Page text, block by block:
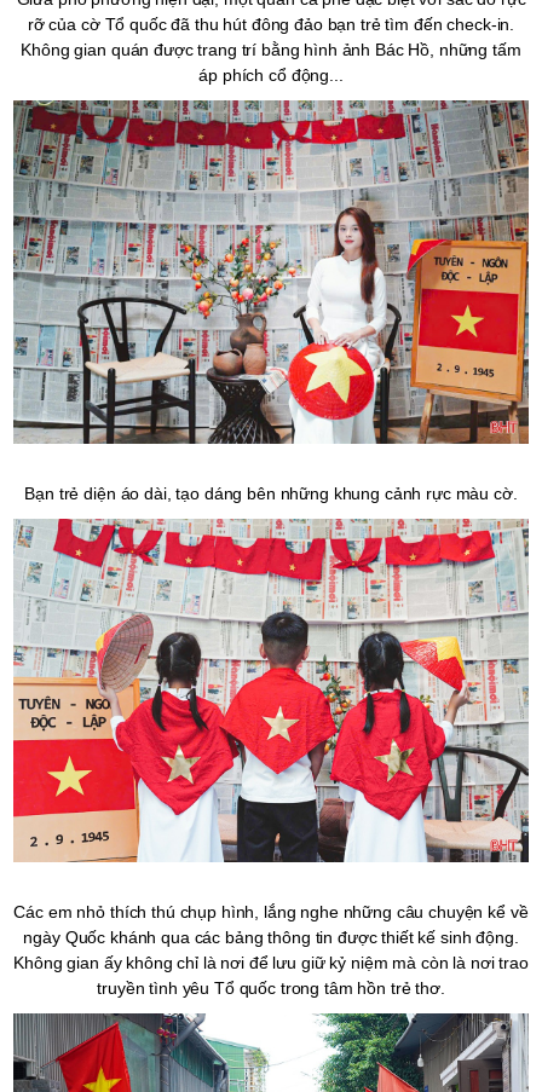
rỡ của cờ Tổ quốc đã thu hút đông đảo bạn trẻ tìm đến check-in.
Không gian quán được trang trí bằng hình ảnh Bác Hồ, những tấm
áp phích cổ động...
Bạn trẻ diện áo dài, tạo dáng bên những khung cảnh rực màu cờ.
Các em nhỏ thích thú chụp hình, lắng nghe những câu chuyện kể về
ngày Quốc khánh qua các bảng thông tin được thiết kế sinh động.
Không gian ấy không chỉ là nơi để lưu giữ kỷ niệm mà còn là nơi trao
truyền tình yêu Tổ quốc trong tâm hồn trẻ thơ.